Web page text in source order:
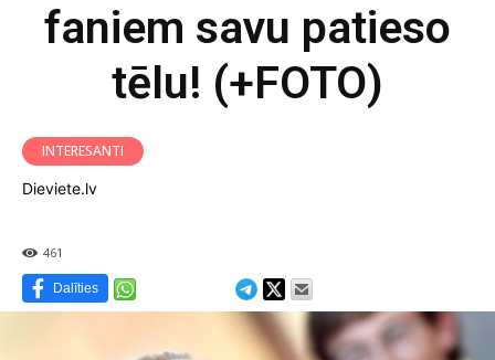
faniem savu patieso
tēlu! (+FOTO)
INTERESANTI
Dieviete.lv
461
Dalīties